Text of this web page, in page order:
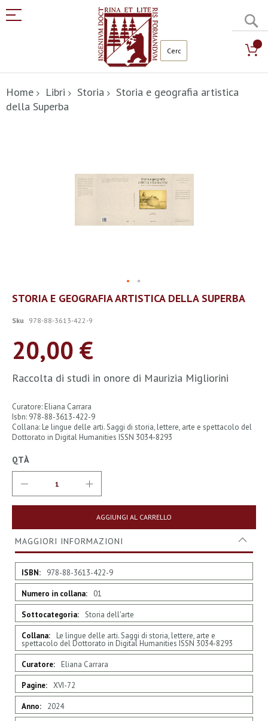
al
contenuto
Home Libri Storia
Storia e geografia artistica
della Superba
Vai
all'inizio
galleria
immagini
STORIA E GEOGRAFIA ARTISTICA DELLA SUPERBA
Sku 978-88-3613-422-9
20,00 €
Raccolta di studi in onore di Maurizia Migliorini
Curatore: Eliana Carrara
Isbn: 978-88-3613-422-9
Collana: Le lingue delle arti. Saggi di storia, lettere, arte e spettacolo del
Dottorato in Digital Humanities ISSN 3034-8293
QTÀ
AGGIUNGI AL CARRELLO
MAGGIORI INFORMAZIONI
Informazioni978-88-3613-422-9
01
Storia dell'arte
Le lingue delle arti. Saggi di storia, lettere, arte e
spettacolo del Dottorato in Digital Humanities ISSN 3034-8293
Eliana Carrara
XVI-72
2024